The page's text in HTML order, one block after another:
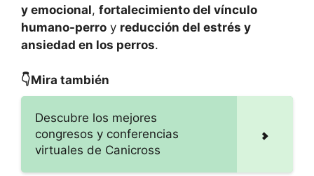
y emocional, fortalecimiento del vínculo
humano-perro y reducción del estrés y
ansiedad en los perros.
👇Mira también
Descubre los mejores
congresos y conferencias
virtuales de Canicross